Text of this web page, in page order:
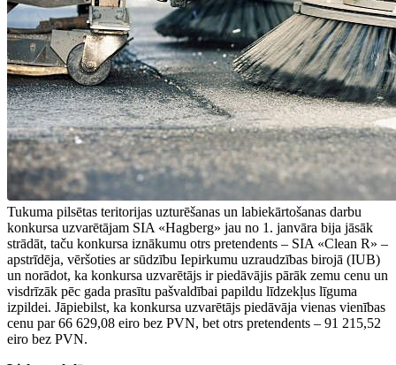
Tukuma pilsētas teritorijas uzturēšanas un labiekārtošanas darbu
konkursa uzvarētājam SIA «Hagberg» jau no 1. janvāra bija jāsāk
strādāt, taču konkursa iznākumu otrs pretendents – SIA «Clean R» –
apstrīdēja, vēršoties ar sūdzību Iepirkumu uzraudzības birojā (IUB)
un norādot, ka konkursa uzvarētājs ir piedāvājis pārāk zemu cenu un
visdrīzāk pēc gada prasītu pašvaldībai papildu līdzekļus līguma
izpildei. Jāpiebilst, ka konkursa uzvarētājs piedāvāja vienas vienības
cenu par 66 629,08 eiro bez PVN, bet otrs pretendents – 91 215,52
eiro bez PVN.